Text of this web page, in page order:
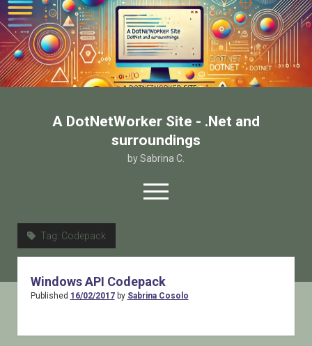
A DotNetWorker Site - .Net and
surroundings
by Sabrina C.
open
menu
Chi sono
Tag: Codepack
Windows API Codepack
Published 16/02/2017by Sabrina Cosolo